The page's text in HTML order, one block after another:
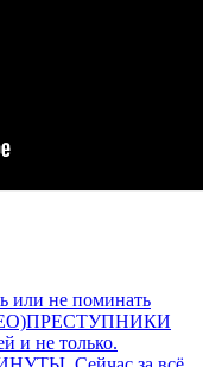
не поминать
ПРЕСТУПНИКИ
не только.